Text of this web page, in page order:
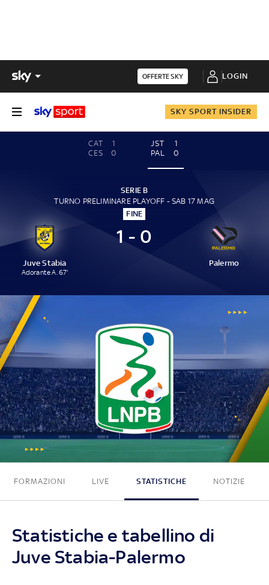
OFFERTE SKY LOGIN
SKY SPORT INSIDER
CAT
1
CES
0
JST
1
PAL
0
SERIE B
TURNO PRELIMINARE PLAYOFF - SAB 17 MAG
FINE
Juve Stabia
Adorante A. 67'
1 - 0
Palermo
1 - 0
FORMAZIONI LIVE STATISTICHE NOTIZIE
Statistiche e tabellino di
Juve Stabia-Palermo